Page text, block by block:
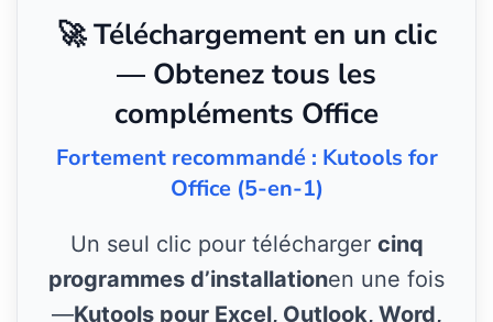
🚀 Téléchargement en un clic
— Obtenez tous les
compléments Office
Fortement recommandé : Kutools for
Office (5-en-1)
Un seul clic pour télécharger cinq
programmes d’installationen une fois
—Kutools pour Excel, Outlook, Word,